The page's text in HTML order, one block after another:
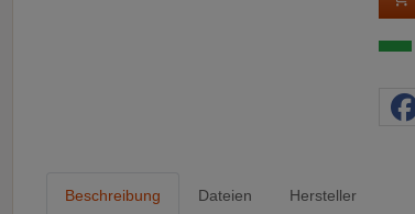
Beschreibung Dateien Hersteller